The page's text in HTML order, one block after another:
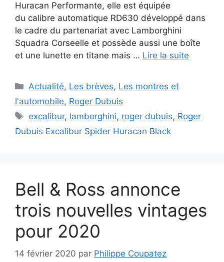
Huracan Performante, elle est équipée
du calibre automatique RD630 développé dans
le cadre du partenariat avec Lamborghini
Squadra Corseelle et possède aussi une boîte
et une lunette en titane mais … Lire la suite
Catégories
Actualité, Les brèves, Les montres et
l'automobile, Roger Dubuis
Étiquettes
excalibur, lamborghini, roger dubuis, Roger
Dubuis Excalibur Spider Huracan Black
Bell & Ross annonce
trois nouvelles vintages
pour 2020
14 février 2020 par Philippe Coupatez